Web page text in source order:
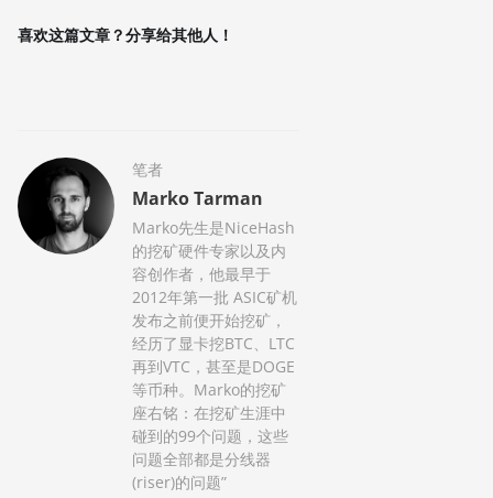
喜欢这篇文章？分享给其他人！
笔者
Marko Tarman
Marko先生是NiceHash
的挖矿硬件专家以及内
容创作者，他最早于
2012年第一批 ASIC矿机
发布之前便开始挖矿，
经历了显卡挖BTC、LTC
再到VTC，甚至是DOGE
等币种。Marko的挖矿
座右铭：在挖矿生涯中
碰到的99个问题，这些
问题全部都是分线器
(riser)的问题”